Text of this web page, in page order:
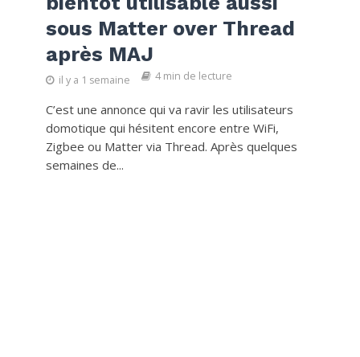
sous Matter over Thread
après MAJ
il y a 1 semaine 4 min de lecture
C’est une annonce qui va ravir les utilisateurs
domotique qui hésitent encore entre WiFi,
Zigbee ou Matter via Thread. Après quelques
semaines de...